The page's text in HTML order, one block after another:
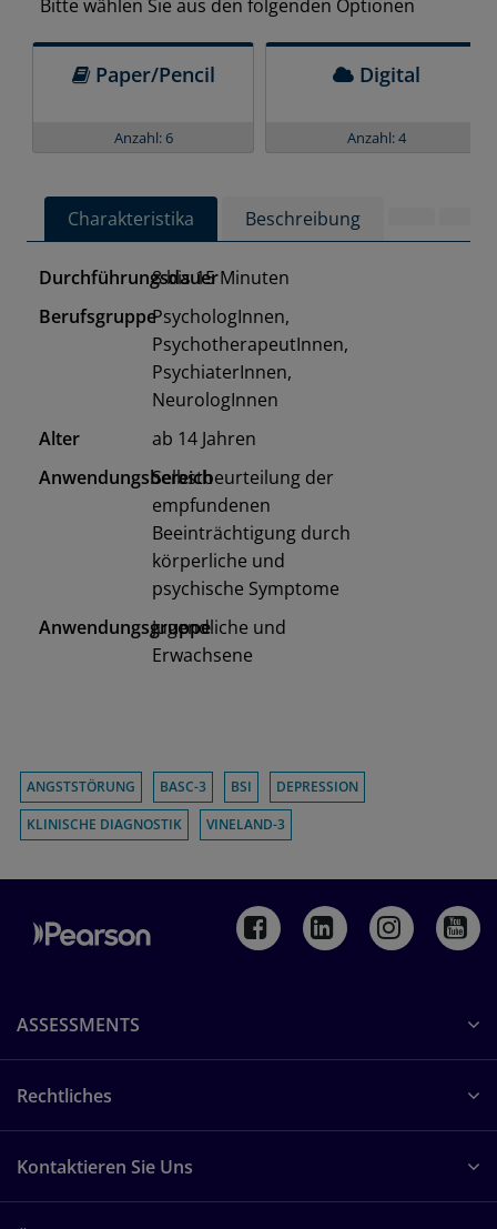
Bitte wählen Sie aus den folgenden Optionen
Paper/Pencil
Anzahl: 6
Digital
Anzahl: 4
Charakteristika Beschreibung
Durchführungsdauer8 bis 15 Minuten
BerufsgruppePsychologInnen,
PsychotherapeutInnen,
PsychiaterInnen,
NeurologInnen
Alter
ab 14 Jahren
AnwendungsbereichSelbstbeurteilung der
empfundenen
Beeinträchtigung durch
körperliche und
psychische Symptome
AnwendungsgruppeJugendliche und
Erwachsene
ANGSTSTÖRUNG BASC-3 BSI
DEPRESSION
KLINISCHE DIAGNOSTIK
VINELAND-3
ASSESSMENTS
Rechtliches
Kontaktieren Sie Uns